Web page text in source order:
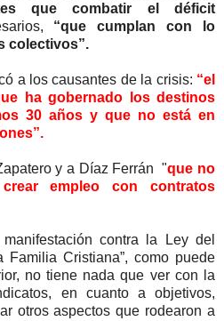
que combatir el déficit
“que cumplan con lo
colectivos”.
a los causantes de la crisis: “el
ha gobernado los destinos
30 años y que no está en
y a Díaz Ferrán "que no
empleo con contratos
contra la Ley del
Cristiana”, como puede
no tiene nada que ver con la
en cuanto a objetivos,
otros aspectos que rodearon a